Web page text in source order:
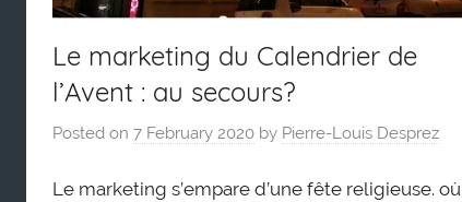
Le marketing du Calendrier de
l’Avent : au secours?
Posted on 7 February 2020 by Pierre-Louis Desprez
Le marketing s’empare d’une fête religieuse. où